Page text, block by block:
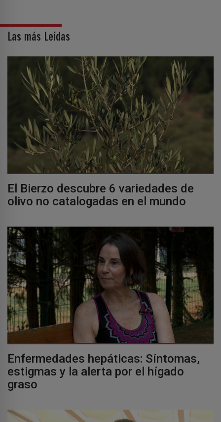
Las más Leídas
El Bierzo descubre 6 variedades de
olivo no catalogadas en el mundo
Enfermedades hepáticas: Síntomas,
estigmas y la alerta por el hígado
graso